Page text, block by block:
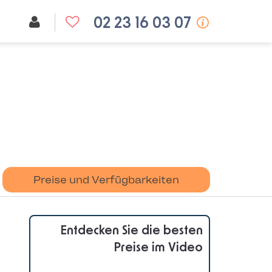
02 23 16 03 07
Preise und Verfügbarkeiten
Entdecken Sie die besten
Preise im Video